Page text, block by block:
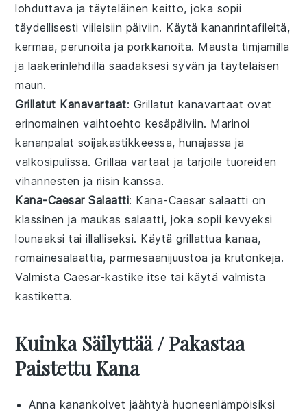
lohduttava ja täyteläinenkeitto, joka sopii
täydellisesti viileisiin päiviin. Käytäkananrintafileitä,
kermaa,perunoita ja porkkanoita. Mausta timjamilla
ja laakerinlehdillä saadaksesi syvän ja täyteläisen
maun.
Grillatut Kanavartaat: Grillatut kanavartaat ovat
erinomainen vaihtoehto kesäpäiviin. Marinoi
kananpalat soijakastikkeessa,hunajassa ja
valkosipulissa. Grillaa vartaat ja tarjoiletuoreiden
vihannesten ja riisin kanssa.
Kana-Caesar Salaatti: Kana-Caesar salaatti on
klassinen ja maukassalaatti, joka sopii kevyeksi
lounaaksi taiillalliseksi. Käytägrillattua kanaa,
romainesalaattia,parmesaanijuustoa ja krutonkeja.
Valmista Caesar-kastike itse tai käytä valmista
kastiketta.
Kuinka Säilyttää / Pakastaa
Paistettu Kana
Anna kanankoivet jäähtyä huoneenlämpöisiksi